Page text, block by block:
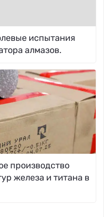
испытания
алмазов.
производство
железа и титана в